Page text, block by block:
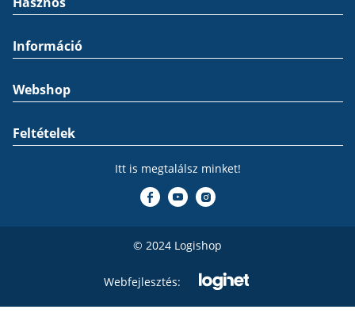
Információ
Webshop
Feltételek
Itt is megtalálsz minket!
© 2024 Logishop
Webfejlesztés: